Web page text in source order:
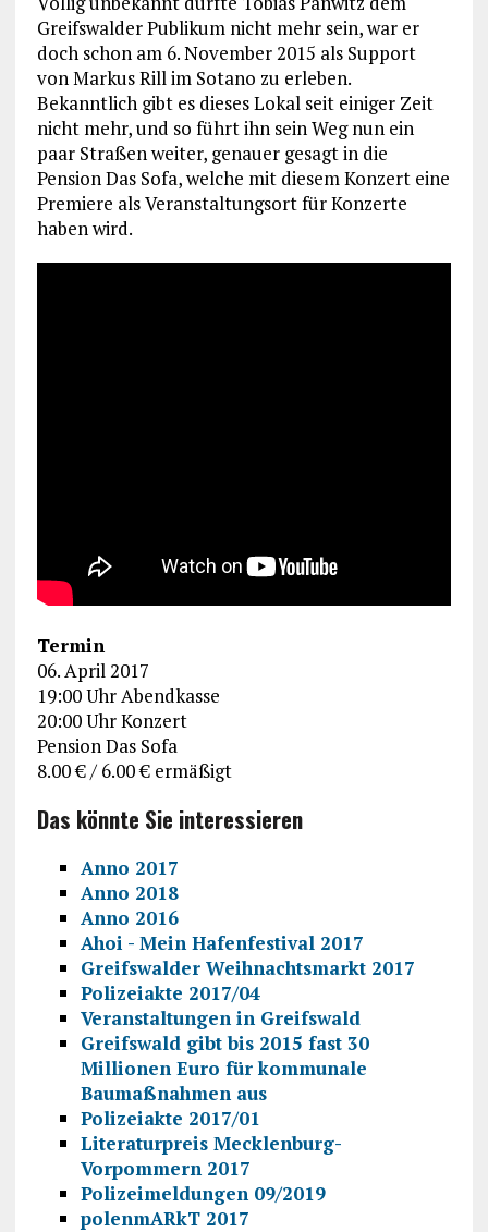
Greifswalder Publikum nicht mehr sein, war er
doch schon am 6. November 2015 als Support
von Markus Rill im Sotano zu erleben.
Bekanntlich gibt es dieses Lokal seit einiger Zeit
nicht mehr, und so führt ihn sein Weg nun ein
paar Straßen weiter, genauer gesagt in die
Pension Das Sofa, welche mit diesem Konzert eine
Premiere als Veranstaltungsort für Konzerte
haben wird.
Termin
06. April 2017
19:00 Uhr Abendkasse
20:00 Uhr Konzert
Pension Das Sofa
8.00 € / 6.00 € ermäßigt
Das könnte Sie interessieren
Anno 2017
Anno 2018
Anno 2016
Ahoi - Mein Hafenfestival 2017
Greifswalder Weihnachtsmarkt 2017
Polizeiakte 2017/04
Veranstaltungen in Greifswald
Greifswald gibt bis 2015 fast 30
Millionen Euro für kommunale
Baumaßnahmen aus
Polizeiakte 2017/01
Literaturpreis Mecklenburg-
Vorpommern 2017
Polizeimeldungen 09/2019
polenmARkT 2017